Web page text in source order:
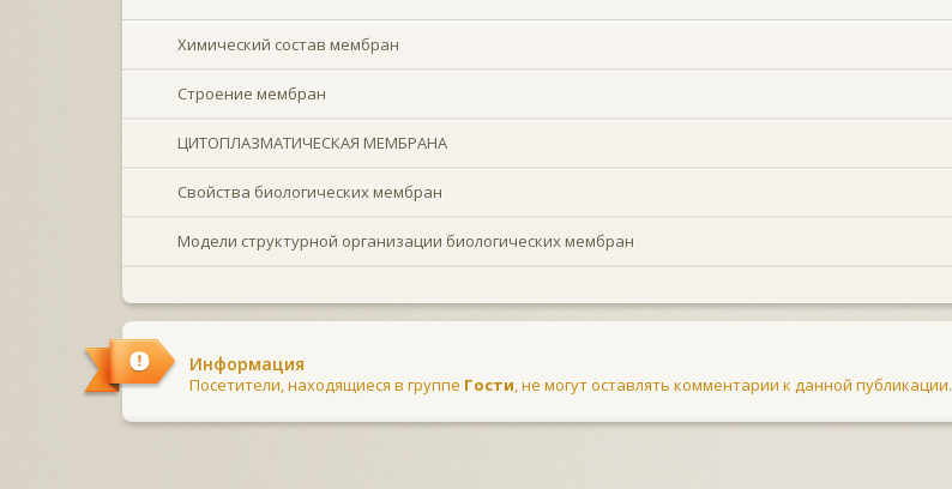
Химический состав мембран
Строение мембран
ЦИТОПЛАЗМАТИЧЕСКАЯ МЕМБРАНА
Свойства биологических мембран
Модели структурной организации биологических мембран
Информация
Посетители, находящиеся в группе Гости, не могут оставлять комментарии к данной публикации.